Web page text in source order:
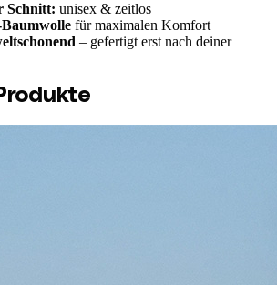
Schnitt: unisex & zeitlos
für maximalen Komfort
– gefertigt erst nach deiner